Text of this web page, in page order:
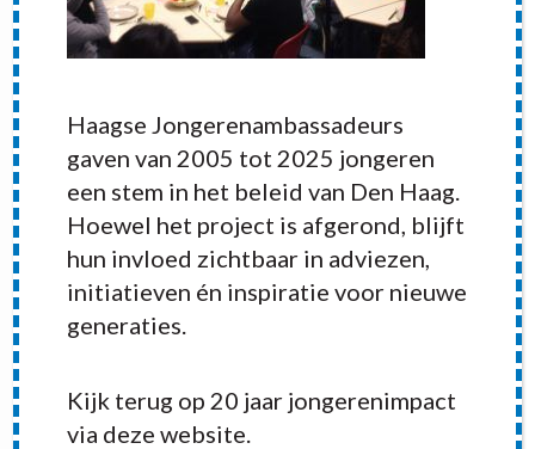
RECENT POSTS
Haagse Jongerenambassadeurs
gaven van 2005 tot 2025 jongeren
een stem in het beleid van Den Haag.
Hoewel het project is afgerond, blijft
hun invloed zichtbaar in adviezen,
initiatieven én inspiratie voor nieuwe
generaties.
Kijk terug op 20 jaar jongerenimpact
via deze website.